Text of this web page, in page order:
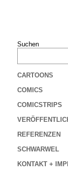
Suchen
CARTOONS
COMICS
COMICSTRIPS
REFERENZEN
SCHWARWEL
KONTAKT +